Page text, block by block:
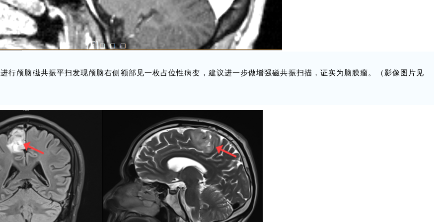
行颅脑磁共振平扫发现颅脑右侧额部见一枚占位性病变，建议进一步做增强磁共振扫描，证实为脑膜瘤。（影像图片见